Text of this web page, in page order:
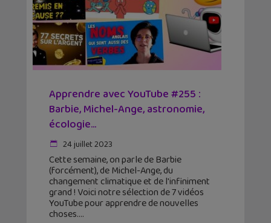
Apprendre avec YouTube #255 :
Barbie, Michel-Ange, astronomie,
écologie…
24 juillet 2023
Cette semaine, on parle de Barbie
(forcément), de Michel-Ange, du
changement climatique et de l'infiniment
grand ! Voici notre sélection de 7 vidéos
YouTube pour apprendre de nouvelles
choses.